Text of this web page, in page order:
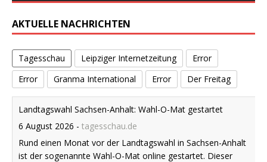
AKTUELLE NACHRICHTEN
Tagesschau Leipziger Internetzeitung
Error
Error
Granma International Error Der Freitag
Landtagswahl Sachsen-Anhalt: Wahl-O-Mat gestartet
6 August 2026 - tagesschau.de
Rund einen Monat vor der Landtagswahl in Sachsen-Anhalt
ist der sogenannte Wahl-O-Mat online gestartet. Dieser